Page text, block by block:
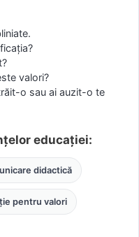
valori?
o sau ai auzit-o te
educației:
didactică
pentru valori